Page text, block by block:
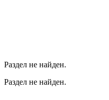
Раздел не найден.
Раздел не найден.